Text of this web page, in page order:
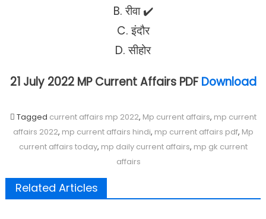
B. रीवा ✔️
C. इंदौर
D. सीहोर
21 July 2022 MP Current Affairs PDFDownload
Tagged current affairs mp 2022, Mp current affairs, mp current
affairs 2022, mp current affairs hindi, mp current affairs pdf, Mp
current affairs today, mp daily current affairs, mp gk current
affairs
Related Articles